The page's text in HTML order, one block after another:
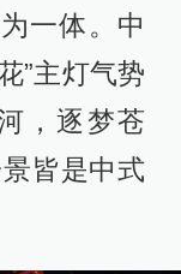
一体。中
”主灯气势
，逐梦苍
皆是中式